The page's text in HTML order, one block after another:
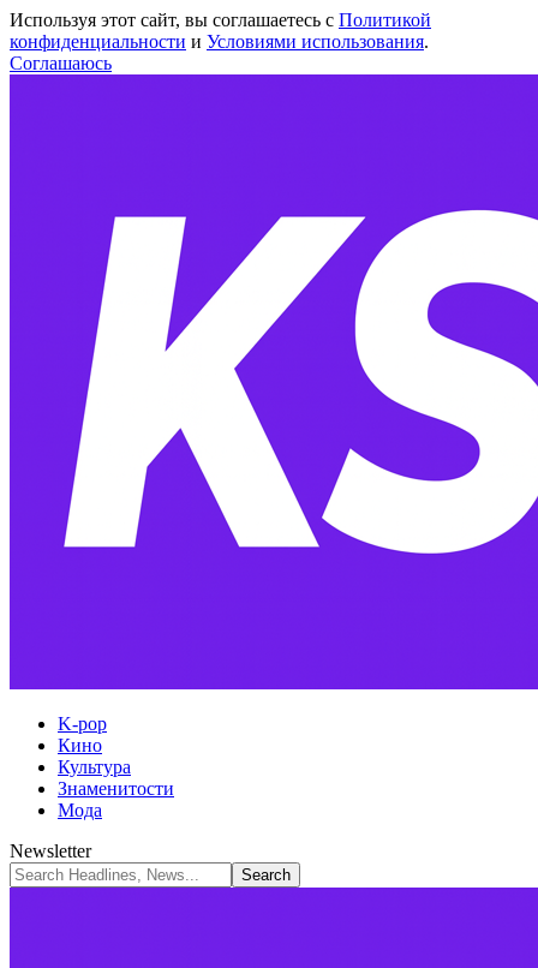
Используя этот сайт, вы соглашаетесь с Политикой
конфиденциальности и Условиями использования.
Соглашаюсь
K-pop
Кино
Культура
Знаменитости
Мода
Newsletter